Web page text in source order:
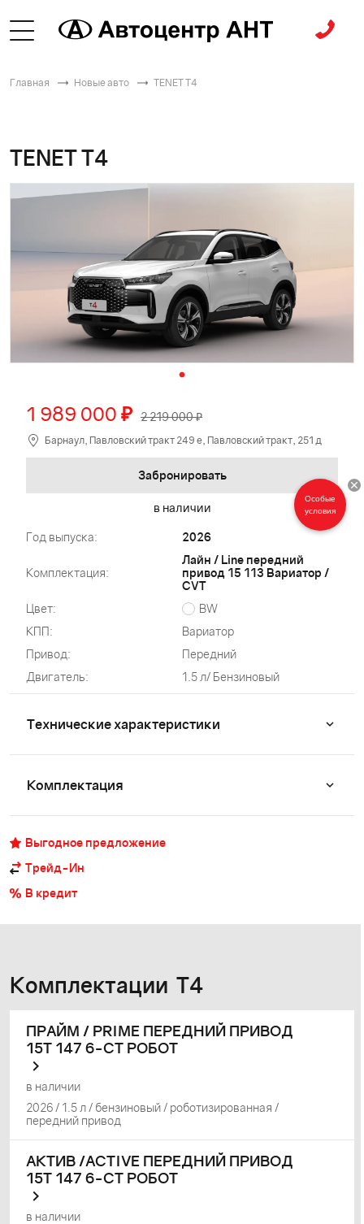
Главная Новые авто TENET T4
TENET T4
1 989 000 ₽ 2 219 000 ₽
Барнаул, Павловский тракт 249 е, Павловский тракт, 251 д
Забронировать
в наличии
Год выпуска: 2026
Комплектация:
Лайн / Line передний
привод 15 113 Вариатор /
CVT
Цвет:
BW
КПП:
Вариатор
Привод:
Передний
Двигатель:
1.5 л/ Бензиновый
Технические характеристики
Комплектация
Выгодное предложение
Трейд-Ин
В кредит
Комплектации T4
ПРАЙМ / PRIME ПЕРЕДНИЙ ПРИВОД
15T 147 6-СТ РОБОТ
2026 / 1.5 л / бензиновый / роботизированная /
передний привод
в наличии
АКТИВ /ACTIVE ПЕРЕДНИЙ ПРИВОД
15T 147 6-СТ РОБОТ
в наличии
Особые
условия